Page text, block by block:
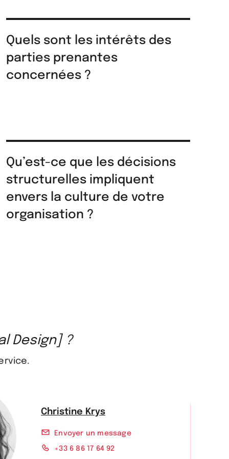
Quels sont les intérêts des
parties prenantes
concernées ?
Qu’est-ce que les décisions
structurelles impliquent
envers la culture de votre
organisation ?
Design] ?
Christine Krys
Envoyer un message
+33 6 86 17 64 92